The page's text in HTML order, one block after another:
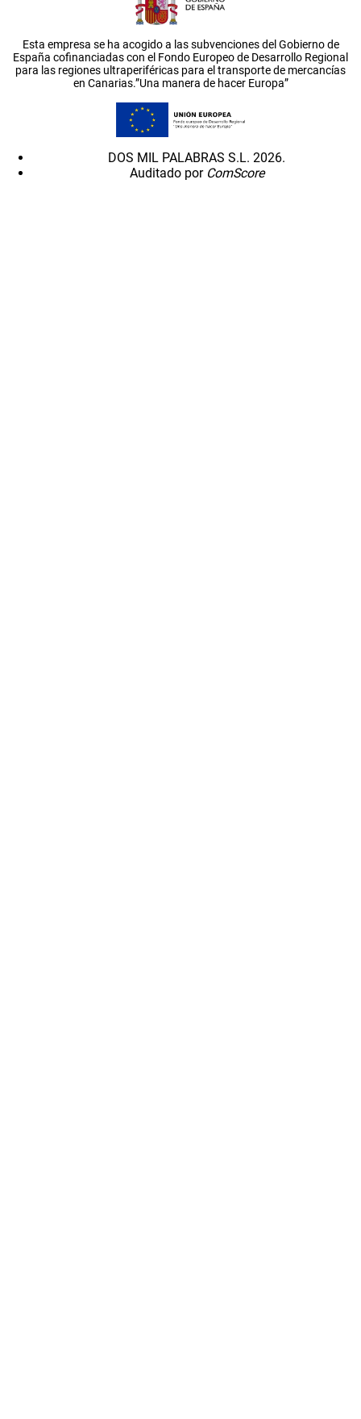
Esta empresa se ha acogido a las subvenciones del Gobierno de
España cofinanciadas con el Fondo Europeo de Desarrollo Regional
para las regiones ultraperiféricas para el transporte de mercancías
en Canarias.”Una manera de hacer Europa”
DOS MIL PALABRAS S.L. 2026.
Auditado por ComScore